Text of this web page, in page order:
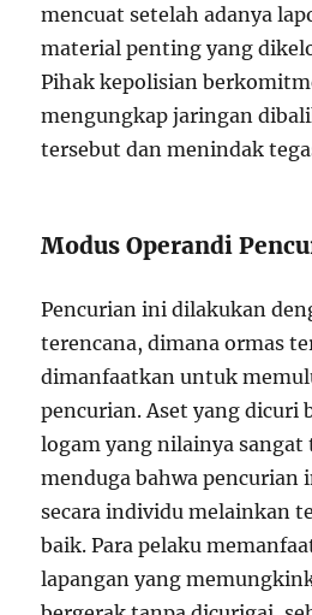
mencuat setelah adanya
material penting yang
Pihak kepolisian
mengungkap jaringan
tersebut dan menindak
Modus Operandi
Pencurian ini dilakukan
terencana, dimana ormas
dimanfaatkan untuk
pencurian. Aset yang dicuri
logam yang nilainya sangat
menduga bahwa pencurian
secara individu melainkan
baik. Para pelaku
lapangan yang